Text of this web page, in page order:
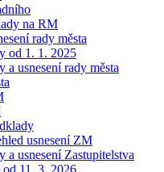
na RM
rady města
od 1. 1. 2025
a usnesení rady města
usnesení ZM
a usnesení Zastupitelstva
od 11. 3. 2026